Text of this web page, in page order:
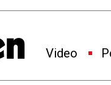
Video